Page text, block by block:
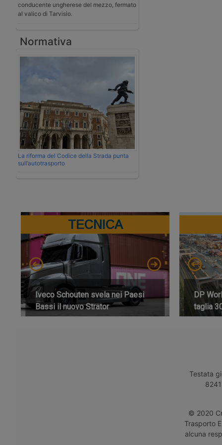
conducente ungherese del mezzo, fermato
al valico di Tarvisio.
Normativa
La riforma del Codice della Strada punta
sull’autotrasporto
TECNICA
Iveco Schouten svela nei Paesi
Bassi il nuovo Strator
DP
taglia
Testata
© 2020
Trasporto
alcuna